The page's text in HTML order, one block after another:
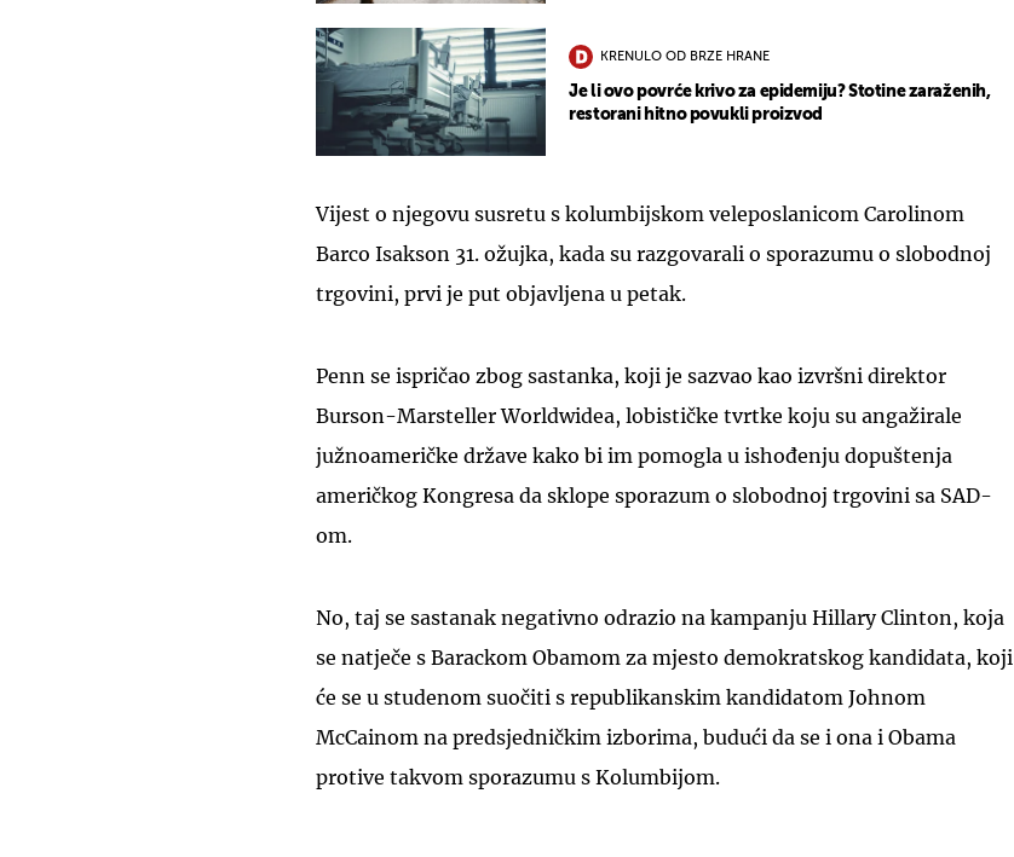
KRENULO OD BRZE HRANE
Je li ovo povrće krivo za epidemiju? Stotine zaraženih,
restorani hitno povukli proizvod
Vijest o njegovu susretu s kolumbijskom veleposlanicom Carolinom
Barco Isakson 31. ožujka, kada su razgovarali o sporazumu o slobodnoj
trgovini, prvi je put objavljena u petak.
Penn se ispričao zbog sastanka, koji je sazvao kao izvršni direktor
Burson-Marsteller Worldwidea, lobističke tvrtke koju su angažirale
južnoameričke države kako bi im pomogla u ishođenju dopuštenja
američkog Kongresa da sklope sporazum o slobodnoj trgovini sa SAD-
om.
No, taj se sastanak negativno odrazio na kampanju Hillary Clinton, koja
se natječe s Barackom Obamom za mjesto demokratskog kandidata, koji
će se u studenom suočiti s republikanskim kandidatom Johnom
McCainom na predsjedničkim izborima, budući da se i ona i Obama
protive takvom sporazumu s Kolumbijom.